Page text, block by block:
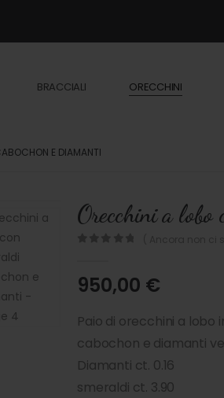
BRACCIALI ORECCHINI
E DIAMANTI
Orecchini a lobo
950,00 €
Paio di orecchini a
cabochon e diamanti
Diamanti ct. 0.16
smeraldi ct. 3.90